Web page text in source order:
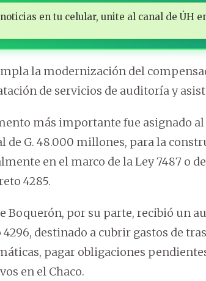
en tu celular, unite al canal de ÚH
la modernización del
de servicios de auditoría y
más importante fue asignado
de G. 48.000 millones, para la
en el marco de la Ley 7487 o
4285.
Boquerón, por su parte, recibió un
4296, destinado a cubrir gastos de
pagar obligaciones
en el Chaco.